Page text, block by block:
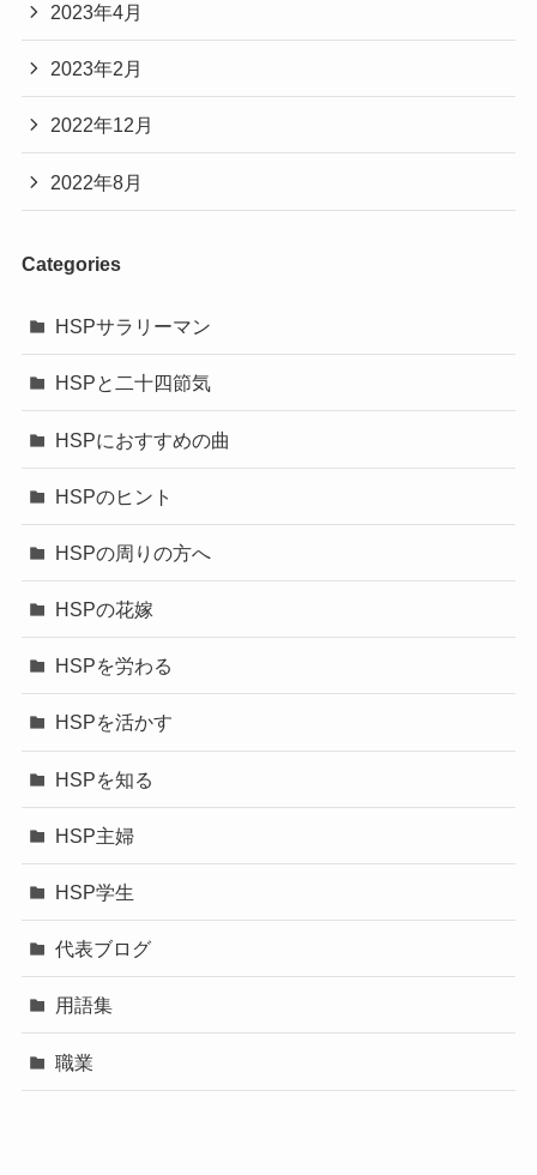
2023年4月
2023年2月
2022年12月
2022年8月
Categories
HSPサラリーマン
HSPと二十四節気
HSPにおすすめの曲
HSPのヒント
HSPの周りの方へ
HSPの花嫁
HSPを労わる
HSPを活かす
HSPを知る
HSP主婦
HSP学生
代表ブログ
用語集
職業